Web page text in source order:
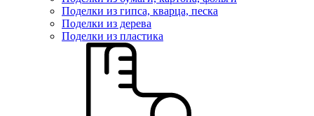
Поделки из гипса, кварца, песка
Поделки из дерева
Поделки из пластика